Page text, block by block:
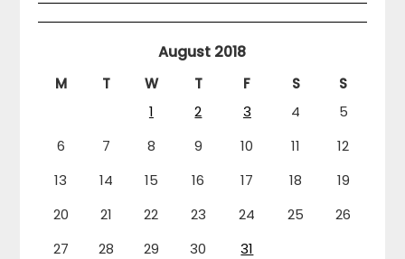
August 2018
M T W T F S
S
1
2 3 4
5
6
7 8 9 10 11
12
13
14 15 16 17 18
19
20
21 22 23 24 25
26
27
28 29 30
31